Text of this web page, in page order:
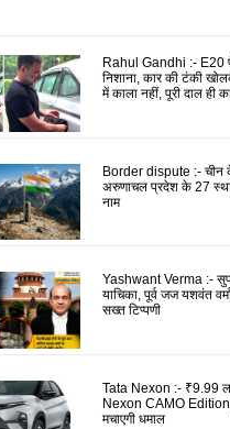
Rahul Gandhi :- E20
निशाना, कार की टंकी
में काला नहीं, पूरी दाल ही
Border dispute :- चीन के
अरुणाचल प्रदेश के 27
नाम
Yashwant Verma :-
याचिका, पूर्व जज यशवंत
सख्त टिप्पणी
Tata Nexon :- ₹9.99
Nexon CAMO
मचाएगी धमाल